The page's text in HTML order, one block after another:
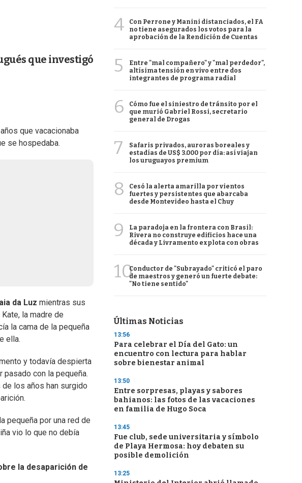
que investigó
que vacacionaba
se hospedaba.
da Luz mientras sus
la madre de
la cama de la pequeña
ella.
y todavía despierta
con la pequeña.
los años han surgido
pequeña por una red de
vio lo que no debía
la desaparición de
4
Con Perrone y Manini distanciados, el FA
no tiene asegurados los votos para la
aprobación de la Rendición de Cuentas
5
Entre "mal compañero" y "mal perdedor",
altísima tensión en vivo entre dos
integrantes de programa radial
6
Cómo fue el siniestro de tránsito por el
que murió Gabriel Rossi, secretario
general de Drogas
7
Safaris privados, auroras boreales y
estadías de US$ 3.000 por día: así viajan
los uruguayos premium
8
Cesó la alerta amarilla por vientos
fuertes y persistentes que abarcaba
desde Montevideo hasta el Chuy
9
La paradoja en la frontera con Brasil:
Rivera no construye edificios hace una
década y Livramento explota con obras
10Conductor de "Subrayado" criticó el paro
de maestros y generó un fuerte debate:
"No tiene sentido"
Últimas Noticias
13:56
Para celebrar el Día del Gato: un
encuentro con lectura para hablar
sobre bienestar animal
13:50
Entre sorpresas, playas y sabores
bahianos: las fotos de las vacaciones
en familia de Hugo Soca
13:45
Fue club, sede universitaria y símbolo
de Playa Hermosa: hoy debaten su
posible demolición
13:25